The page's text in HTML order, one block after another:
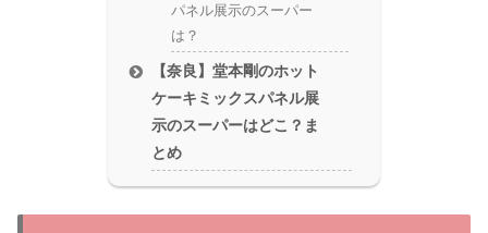
パネル展示のスーパー
は？
【奈良】堂本剛のホット
ケーキミックスパネル展
示のスーパーはどこ？ま
とめ